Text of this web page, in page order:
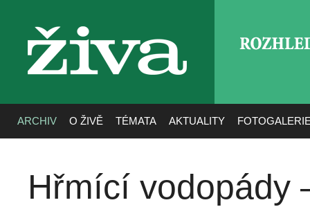
živa
ARCHIV O ŽIVĚ TÉMATA AKTUALITY
Hřmící vodopády